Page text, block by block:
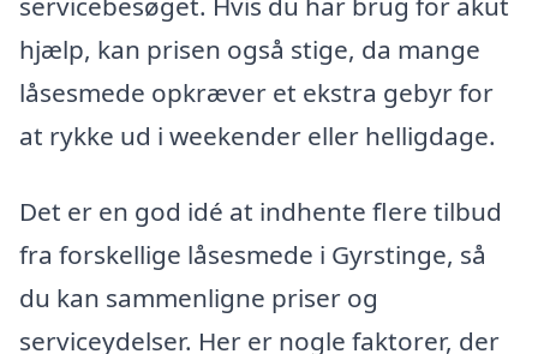
hjælp, kan prisen også stige, da mange
låsesmede opkræver et ekstra gebyr for
at rykke ud i weekender eller helligdage.
Det er en god idé at indhente flere tilbud
fra forskellige låsesmede i Gyrstinge, så
du kan sammenligne priser og
serviceydelser. Her er nogle faktorer, der